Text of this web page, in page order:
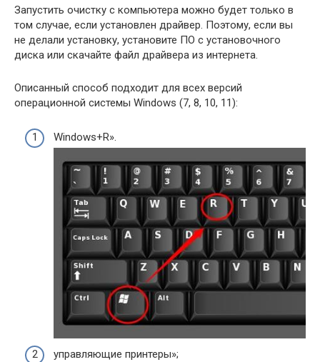
Запустить очистку с компьютера можно будет только в
том случае, если установлен драйвер. Поэтому, если вы
не делали установку, установите ПО с установочного
диска или скачайте файл драйвера из интернета.
Описанный способ подходит для всех версий
операционной системы Windows (7, 8, 10, 11):
Windows+R».
управляющие принтеры»;